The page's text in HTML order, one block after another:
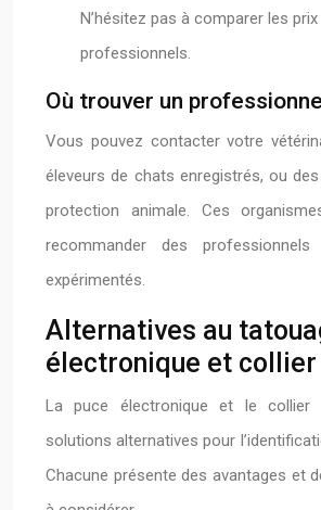
N’hésitez pas à comparer les
professionnels.
Où trouver un
Vous pouvez contacter votre
éleveurs de chats enregistrés, ou
protection animale. Ces
recommander des
expérimentés.
Alternatives au
électronique et collier
La puce électronique et le collier
solutions alternatives pour
Chacune présente des avantages et